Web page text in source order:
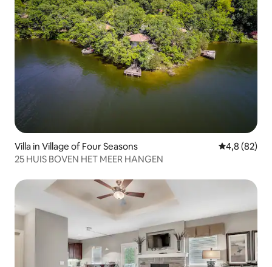
Villa in Village of Four Seasons Gemiddelde
4,8 (82)
25 HUIS BOVEN HET MEER HANGEN